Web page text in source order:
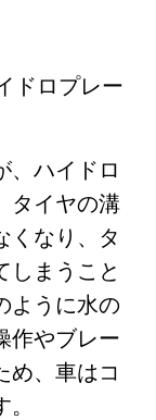
ドロプレー
、ハイドロ
タイヤの溝
くなり、タ
しまうこと
ように水の
作やブレー
め、車はコ